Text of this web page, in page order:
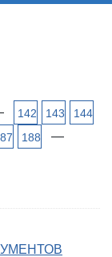
142 143
144
188 —